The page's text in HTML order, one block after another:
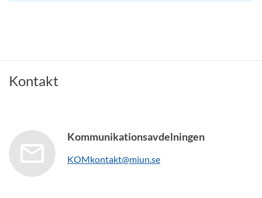
Kontakt
Kommunikationsavdelningen
KOMkontakt@miun.se